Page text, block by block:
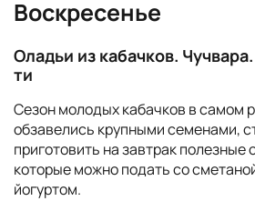
Воскресенье
Оладьи из кабачков.
ти
Сезон молодых кабачков в самом
обзавелись крупными семенами,
приготовить на завтрак
которые можно подать со
йогуртом.